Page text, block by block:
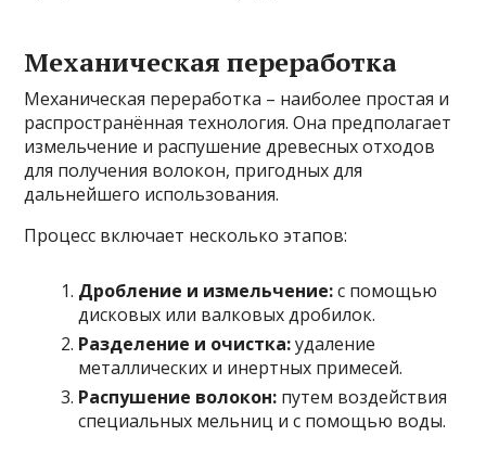
Механическая переработка
Механическая переработка – наиболее простая и
распространённая технология. Она предполагает
измельчение и распушение древесных отходов
для получения волокон, пригодных для
дальнейшего использования.
Процесс включает несколько этапов:
Дробление и измельчение:с помощью
дисковых или валковых дробилок.
Разделение и очистка:удаление
металлических и инертных примесей.
Распушение волокон: путем воздействия
специальных мельниц и с помощью воды.